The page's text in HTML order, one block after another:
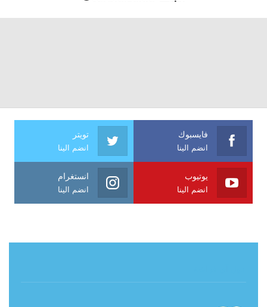
فايسبوك
انضم الينا
تويتر
انضم الينا
يوتيوب
انضم الينا
انستغرام
انضم الينا